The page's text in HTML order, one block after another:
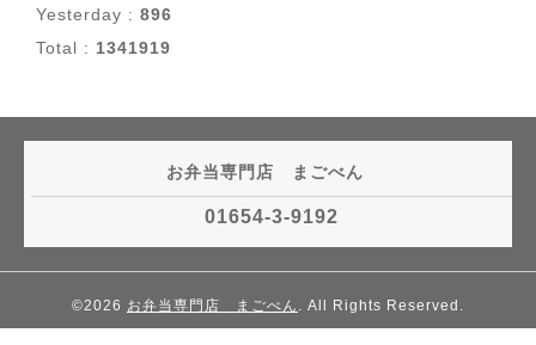
Yesterday : 896
Total : 1341919
お弁当専門店 まごべん
01654-3-9192
©2026 お弁当専門店 まごべん . All Rights Reserved.